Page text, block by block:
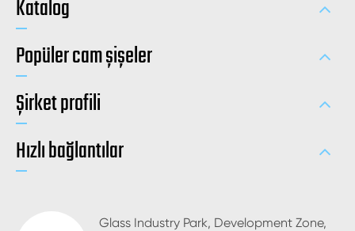
Katalog
Popüler cam şişeler
Şirket profili
Hızlı bağlantılar
Glass Industry Park, Development Zone,